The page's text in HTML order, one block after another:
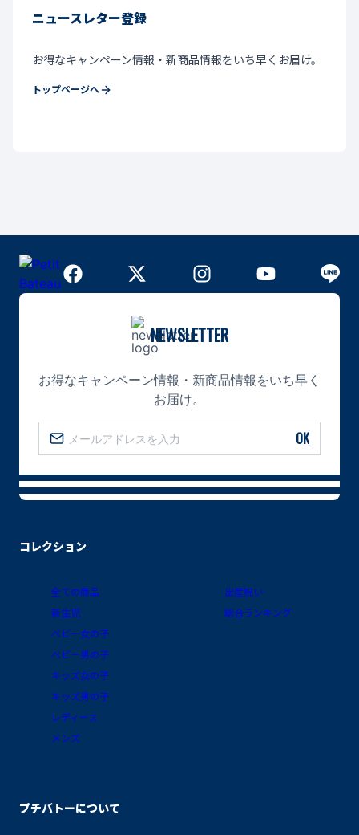
ニュースレター登録
お得なキャンペーン情報・新商品情報をいち早くお届け。
トップページへ
コレクション
全ての商品
新生児
ベビー女の子
ベビー男の子
キッズ女の子
キッズ男の子
レディース
メンズ
出産祝い
総合ランキング
プチバトーについて
NEWSLETTER
お得なキャンペーン情報・新商品情報をいち早く
お届け。
OK